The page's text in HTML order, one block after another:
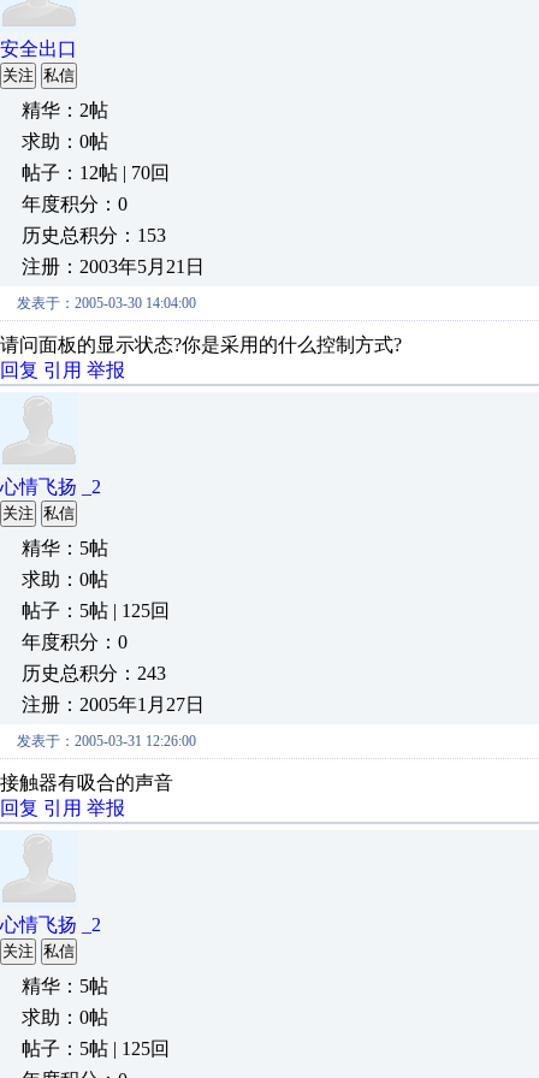
安全出口
关注 私信
精华：2帖
求助：0帖
帖子：12帖 | 70回
年度积分：0
历史总积分：153
注册：2003年5月21日
发表于：2005-03-30 14:04:00
请问面板的显示状态?你是采用的什么控制方式?
回复 引用 举报
心情飞扬 _2
关注 私信
精华：5帖
求助：0帖
帖子：5帖 | 125回
年度积分：0
历史总积分：243
注册：2005年1月27日
发表于：2005-03-31 12:26:00
接触器有吸合的声音
回复 引用 举报
心情飞扬 _2
关注 私信
精华：5帖
求助：0帖
帖子：5帖 | 125回